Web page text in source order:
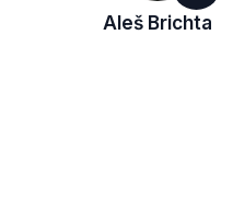
Aleš Brichta